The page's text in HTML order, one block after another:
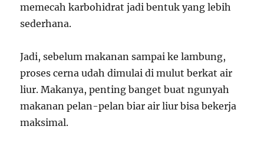
memecah karbohidrat jadi bentuk yang lebih
sederhana.
Jadi, sebelum makanan sampai ke lambung,
proses cerna udah dimulai di mulut berkat air
liur. Makanya, penting banget buat ngunyah
makanan pelan-pelan biar air liur bisa bekerja
maksimal.